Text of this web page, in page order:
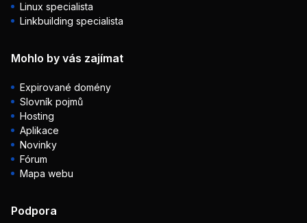
Linux specialista
Linkbuilding specialista
Mohlo by vás zajímat
Expirované domény
Slovník pojmů
Hosting
Aplikace
Novinky
Fórum
Mapa webu
Podpora